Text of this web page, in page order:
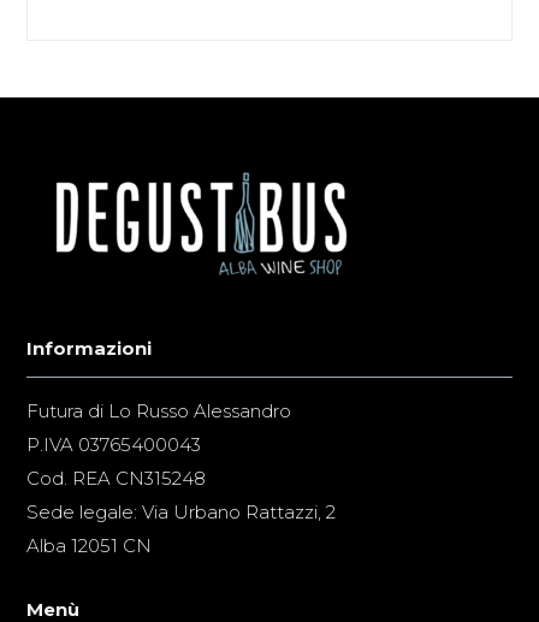
Informazioni
Futura di Lo Russo Alessandro
P.IVA 03765400043
Cod. REA CN315248
Sede legale: Via Urbano Rattazzi, 2
Alba 12051 CN
Menù